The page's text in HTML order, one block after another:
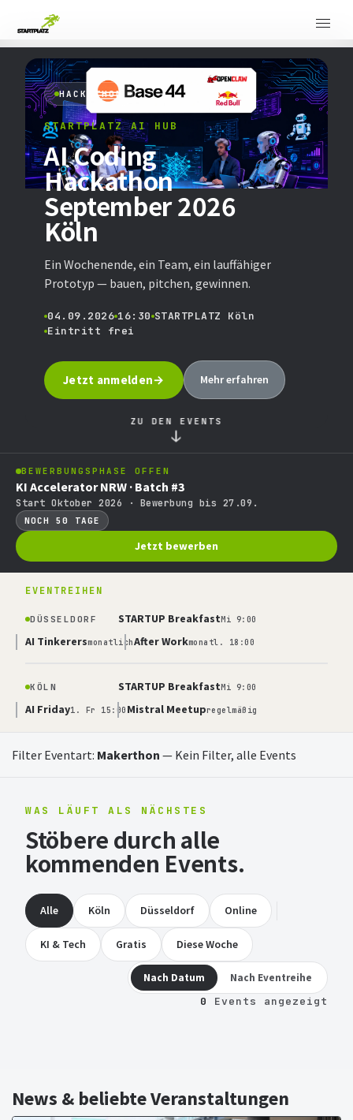
HACKATHON
STARTPLATZ AI HUB
AI Coding
Hackathon
September 2026
Köln
Ein Wochenende, ein Team, ein lauffähiger
Prototyp — bauen, pitchen, gewinnen.
04.09.2026 16:30 STARTPLATZ Köln
Eintritt frei
Jetzt anmelden Mehr erfahren
ZU DEN EVENTS
↓
BEWERBUNGSPHASE OFFEN
KI Accelerator NRW · Batch #3
Start Oktober 2026 · Bewerbung bis 27.09.
NOCH 50 TAGE
Jetzt bewerben
EVENTREIHEN
DÜSSELDORF STARTUP BreakfastMi 9:00
AI TinkerersmonatlichAfter Workmonatl. 18:00
KÖLN STARTUP BreakfastMi 9:00
AI Friday1. Fr 15:00 Mistral Meetupregelmäßig
Filter Eventart: Makerthon — Kein Filter, alle Events
WAS LÄUFT ALS NÄCHSTES
Stöbere durch alle
kommenden Events.
Alle Köln Düsseldorf Online
KI & Tech Gratis Diese Woche
Nach Datum
Nach Eventreihe
0
Events angezeigt
News & beliebte Veranstaltungen